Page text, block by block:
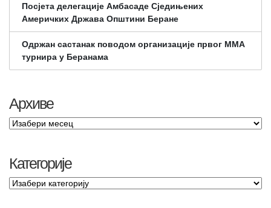
Посјета делегације Амбасаде Сједињених
Америчких Држава Општини Беране
Одржан састанак поводом организације првог ММА
турнира у Беранама
Архиве
Категорије